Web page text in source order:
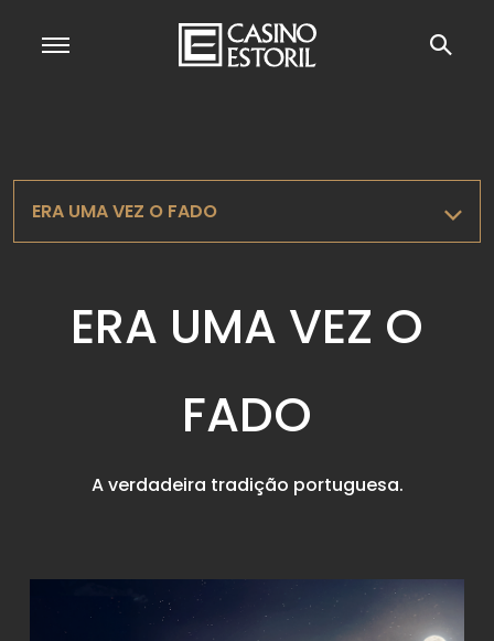
ERA UMA VEZ O FADO
ERA UMA VEZ O
FADO
A verdadeira tradição portuguesa.